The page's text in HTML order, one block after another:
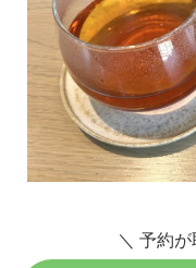
＼ 予約